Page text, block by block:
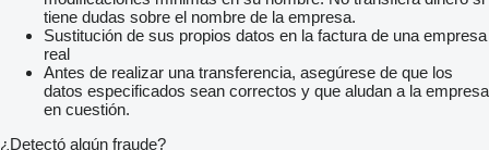
tiene dudas sobre el nombre de la empresa.
Sustitución de sus propios datos en la factura de una empresa
real
Antes de realizar una transferencia, asegúrese de que los
datos especificados sean correctos y que aludan a la empresa
en cuestión.
¿Detectó algún fraude?